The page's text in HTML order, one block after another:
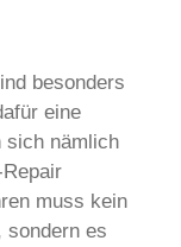
besonders
eine
sich nämlich
muss kein
sondern es